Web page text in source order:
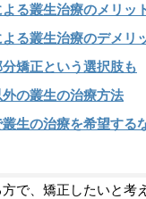
る叢生治療のメリッ
る叢生治療のデメリ
矯正という選択肢も
の叢生の治療方法
生の治療を希望する
で、矯正したいと